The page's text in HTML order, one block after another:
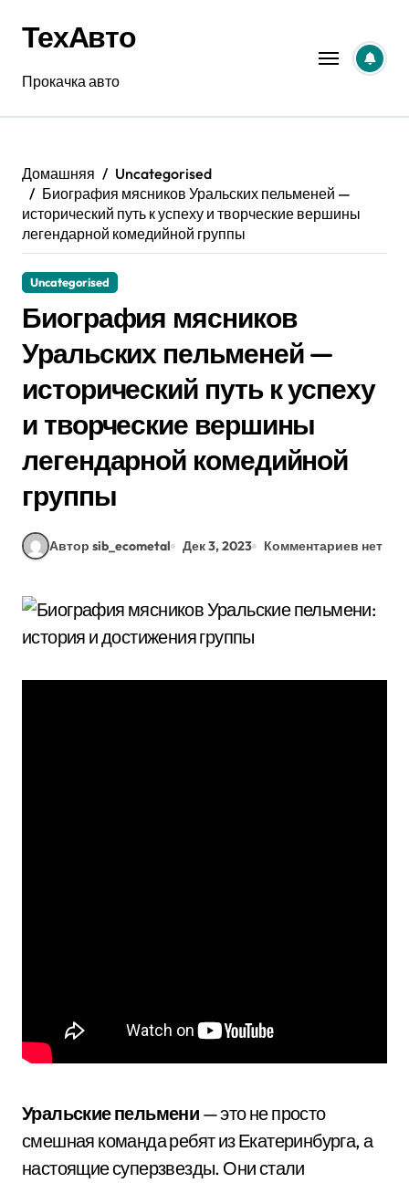
содержанию
ТехАвто
Прокачка авто
Домашняя
Uncategorised
Биография мясников Уральских пельменей —
исторический путь к успеху и творческие вершины
легендарной комедийной группы
Uncategorised
Биография мясников
Уральских пельменей —
исторический путь к успеху
и творческие вершины
легендарной комедийной
группы
Автор sib_ecometal Дек 3, 2023 Комментариев нет
Уральские пельмени — это не просто
смешная команда ребят из Екатеринбурга, а
настоящие суперзвезды. Они стали